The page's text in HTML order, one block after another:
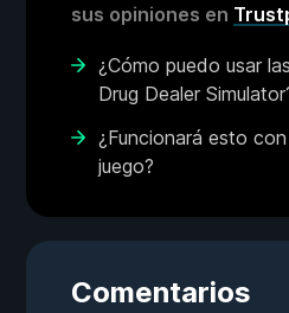
sus opiniones en
¿Cómo puedo usar
Drug Dealer
¿Funcionará esto
juego?
Comentarios